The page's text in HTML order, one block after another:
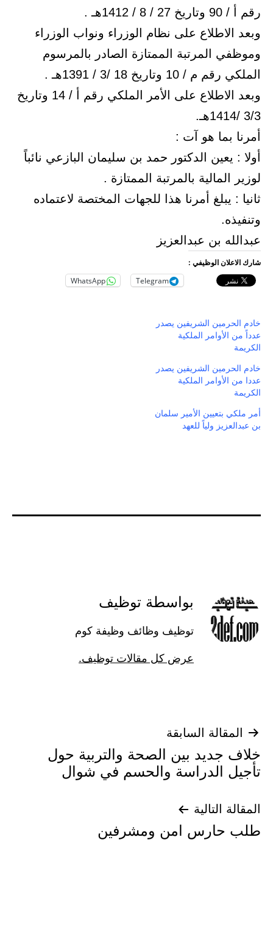
رقم أ / 90 وتاريخ 27 / 8 / 1412هـ .
وبعد الاطلاع على نظام الوزراء ونواب الوزراء
وموظفي المرتبة الممتازة الصادر بالمرسوم
الملكي رقم م / 10 وتاريخ 18 /3 / 1391هـ .
وبعد الاطلاع على الأمر الملكي رقم أ / 14 وتاريخ
3/3 /1414هـ.
أمرنا بما هو آت :
أولا : يعين الدكتور حمد بن سليمان البازعي نائباً
لوزير المالية بالمرتبة الممتازة .
ثانيا : يبلغ أمرنا هذا للجهات المختصة لاعتماده
وتنفيذه.
عبدالله بن عبدالعزيز
شارك الاعلان الوظيفي :
Telegram
WhatsApp
خادم الحرمين الشريفين يصدر
عدداً من الأوامر الملكية
الكريمة
خادم الحرمين الشريفين يصدر
عددا من الأوامر الملكية
الكريمة
أمر ملكي بتعيين الأمير سلمان
بن عبدالعزيز ولياً للعهد
بواسطة توظيف
توظيف وظائف وظيفة كوم
عرض كل مقالات توظيف.
تصفّح
المقالات
المقالة السابقة
خلاف جديد بين الصحة والتربية حول
تأجيل الدراسة والحسم في شوال
المقالة التالية
طلب حارس امن ومشرفين